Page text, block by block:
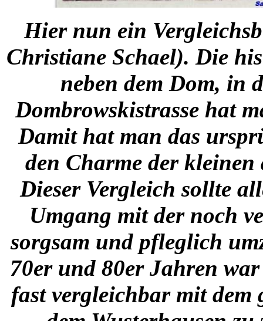
Hier nun ein
Christiane Schael). Die
neben dem Dom, in
Dombrowskistrasse hat
Damit hat man das
den Charme der
Dieser Vergleich sollte
Umgang mit der noch
sorgsam und pfleglich
70er und 80er Jahren
fast vergleichbar mit